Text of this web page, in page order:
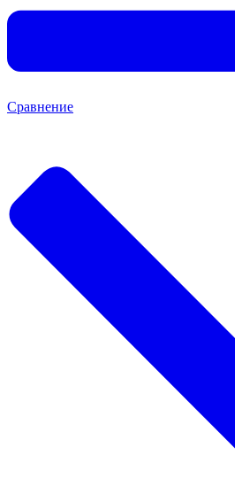
Сравнение